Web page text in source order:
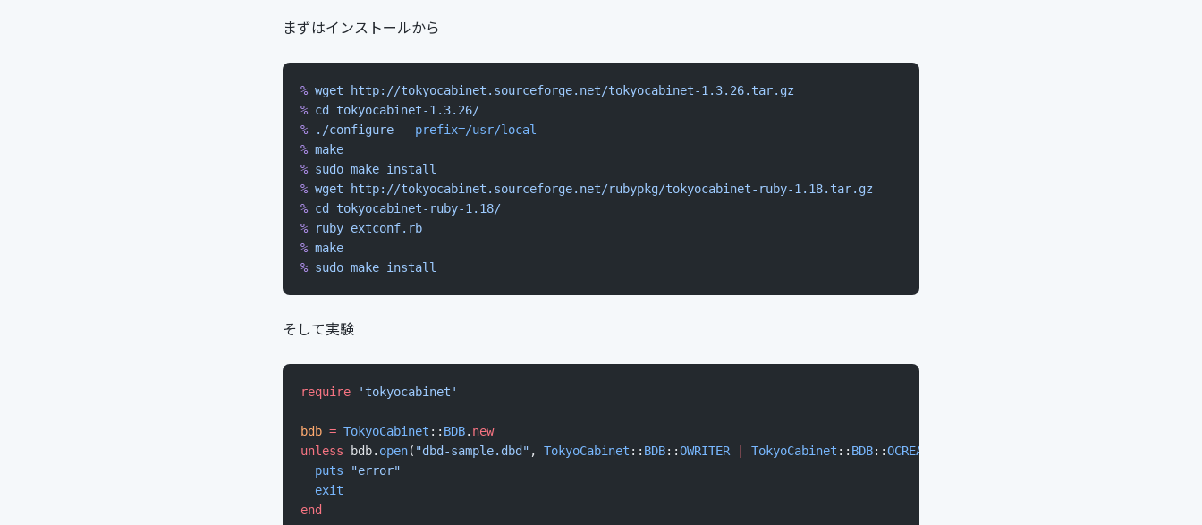
まずはインストールから
% wget http://tokyocabinet.sourceforge.net/tokyocabinet-1.3.26.tar.gz
% cd
tokyocabinet-1.3.26/
% ./configure --prefix=/usr/local
% make
% sudo make install
% wget http://tokyocabinet.sourceforge.net/rubypkg/tokyocabinet-ruby-1.18.tar.gz
% cd
tokyocabinet-ruby-1.18/
% ruby extconf.rb
% make
% sudo make install
そして実験
require 'tokyocabinet'
bdb = TokyoCabinet :: BDB. new
unless bdb. open( "dbd-sample.dbd" , TokyoCabinet :: BDB::OWRITER TokyoCabinet :: BDB::OCREAT
  puts
"error"
  exit
end